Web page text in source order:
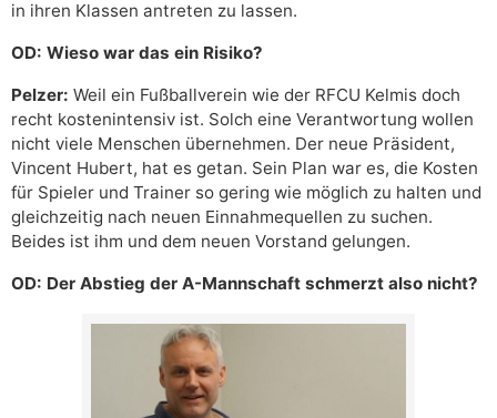
in ihren Klassen antreten zu lassen.
OD: Wieso war das ein Risiko?
Pelzer: Weil ein Fußballverein wie der RFCU Kelmis doch
recht kostenintensiv ist. Solch eine Verantwortung wollen
nicht viele Menschen übernehmen. Der neue Präsident,
Vincent Hubert, hat es getan. Sein Plan war es, die Kosten
für Spieler und Trainer so gering wie möglich zu halten und
gleichzeitig nach neuen Einnahmequellen zu suchen.
Beides ist ihm und dem neuen Vorstand gelungen.
OD: Der Abstieg der A-Mannschaft schmerzt also nicht?